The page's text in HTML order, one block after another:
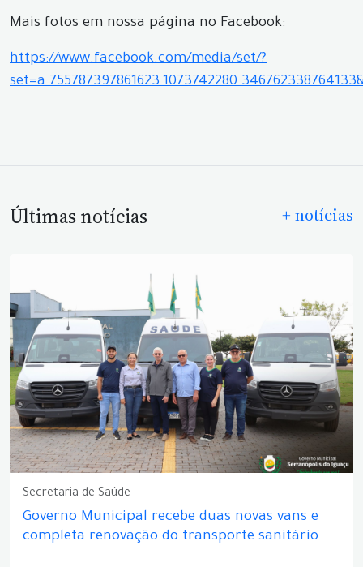
Mais fotos em nossa página no Facebook:
https://www.facebook.com/media/set/?
Últimas notícias + notícias
Secretaria de Saúde
Governo Municipal recebe duas novas vans e
completa renovação do transporte sanitário